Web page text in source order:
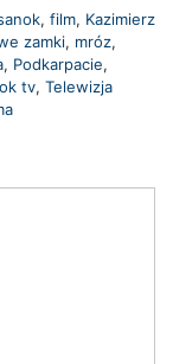
, film, Kazimierz
zamki, mróz,
, Podkarpacie,
tv, Telewizja